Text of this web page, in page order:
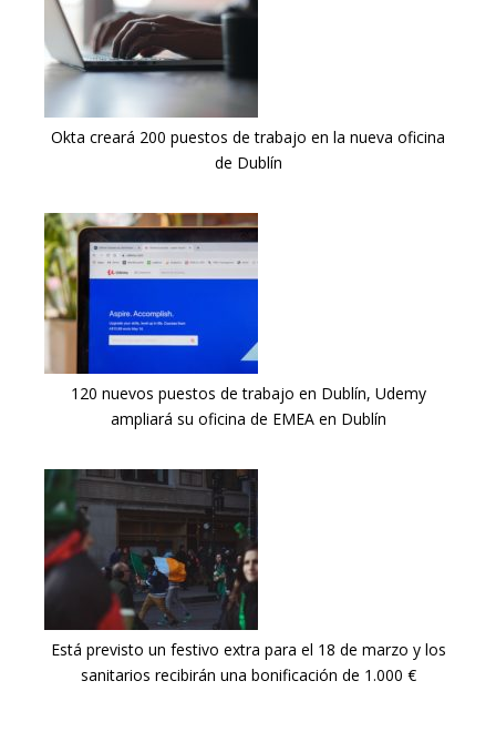
Okta creará 200 puestos de trabajo en la nueva oficina
de Dublín
120 nuevos puestos de trabajo en Dublín, Udemy
ampliará su oficina de EMEA en Dublín
Está previsto un festivo extra para el 18 de marzo y los
sanitarios recibirán una bonificación de 1.000 €